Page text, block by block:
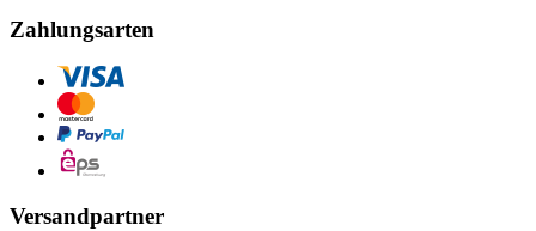
Zahlungsarten
Versandpartner